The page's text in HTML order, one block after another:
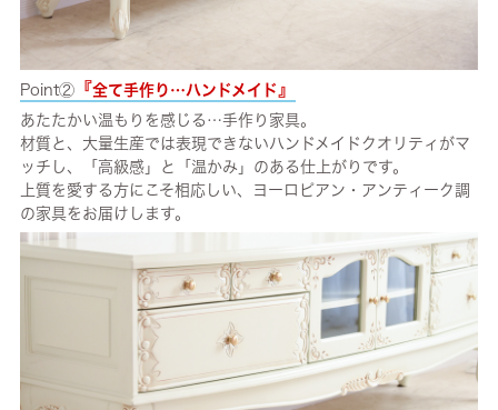
Point②『全て手作り…ハンドメイド 』
あたたかい温もりを感じる…手作り家具。
材質と、大量生産では表現できないハンドメイドクオリティがマ
ッチし、「高級感」と「温かみ」のある仕上がりです。
上質を愛する方にこそ相応しい、ヨーロピアン・アンティーク調
の家具をお届けします。